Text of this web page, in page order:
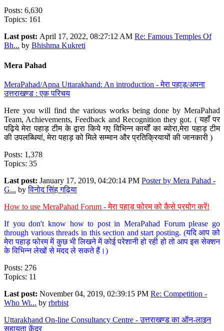
Posts: 6,630
Topics: 161
Last post: April 17, 2022, 08:27:12 AM Re: Famous Temples Of
Bh... by Bhishma Kukreti
Mera Pahad
MeraPahad/Apna Uttarakhand: An introduction - मेरा पहाड़/अपना
उत्तराखण्ड : एक परिचय
Here you will find the various works being done by MeraPahad
Team, Achievements, Feedback and Recognition they got. ( यहाँ पर
पढ़िये मेरा पहाड़ टीम के द्वारा किये गए विभिन्न कार्यों का ब्योरा,मेरा पहाड़ टीम
की उपलब्धियां, मेरा पहाड़ को मिले सम्मान और प्रतिक्रियायों की जानकारी )
Posts: 1,378
Topics: 35
Last post: January 17, 2019, 04:20:14 PM Poster by Mera Pahad -
G... byविनोद सिंह गढ़िया
How to use MeraPahad Forum - मेरा पहाड़ फोरम को कैसे प्रयोग करें!
If you don't know how to post in MeraPahad Forum please go
through various threads in this section and start posting. (यदि आप को
मेरा पहाड़ फोरम में कुछ भी लिखने में कोई परेशानी हो रही हो तो आप इस सेक्शन
के विभिन्न लेखों से मदद ले सकते हैं।)
Posts: 276
Topics: 11
Last post: November 04, 2019, 02:39:15 PM Re: Competition -
Who Wi... by rbrbist
Uttarakhand On-line Consultancy Centre - उत्तराखण्ड का ऑन-लाइन
सहायता केंद्र